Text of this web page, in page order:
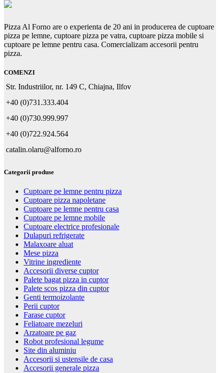
Pizza Al Forno are o experienta de 20 ani in producerea de cuptoare
pizza pe lemne, cuptoare pizza pe vatra, cuptoare pizza mobile si
cuptoare pe lemne pentru casa. Comercializam accesorii pentru
pizza.
COMENZI
Str. Industriilor, nr. 149 C, Chiajna, Ilfov
+40 (0)731.333.404
+40 (0)730.999.997
+40 (0)722.924.564
catalin.olaru@alforno.ro
Categorii produse
Cuptoare pe lemne pentru pizza
Cuptoare pizza napoletane
Cuptoare pe lemne pentru casa
Cuptoare pe lemne mobile
Cuptoare electrice profesionale
Dulapuri refrigerate
Malaxoare aluat
Mese pizza
Vitrine ingrediente
Accesorii diverse cuptor
Palete bagat pizza in cuptor
Palete scos pizza din cuptor
Genti termoizolante
Perii cuptor
Farase cuptor
Feliatoare mezeluri
Arzatoare pe gaz
Robot profesional legume
Site din aluminiu
Accesorii si ustensile de casa
Accesorii generale pizza